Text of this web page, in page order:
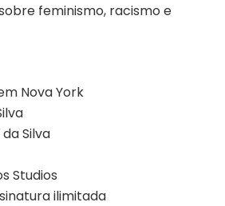
feminismo, racismo e
Nova York
Silva
Studios
ilimitada